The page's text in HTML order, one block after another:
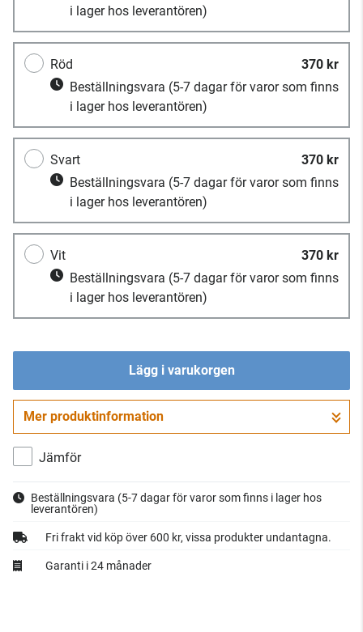
i lager hos leverantören)
Röd
370 kr
Beställningsvara (5-7 dagar för varor som finns
i lager hos leverantören)
Svart
370 kr
Beställningsvara (5-7 dagar för varor som finns
i lager hos leverantören)
Vit
370 kr
Beställningsvara (5-7 dagar för varor som finns
i lager hos leverantören)
Lägg i varukorgen
Gå till kassan
Mer produktinformation
Jämför
Beställningsvara (5-7 dagar för varor som finns i lager hos
leverantören)
Fri frakt vid köp över 600 kr, vissa produkter undantagna.
Garanti i 24 månader